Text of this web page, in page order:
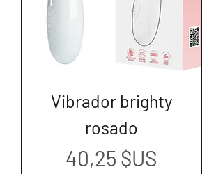
Vibrador brighty
rosado
Prix
40,25 $US